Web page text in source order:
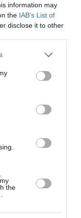
information may
the IAB’s List of
disclose it to other
the
και σώματος
να
επιδερμίδα του
που αυτή έχει,
εξυπηρετήσουν
κρέμα
ενάντια σε
λεπτές
Σε αντίθεση με